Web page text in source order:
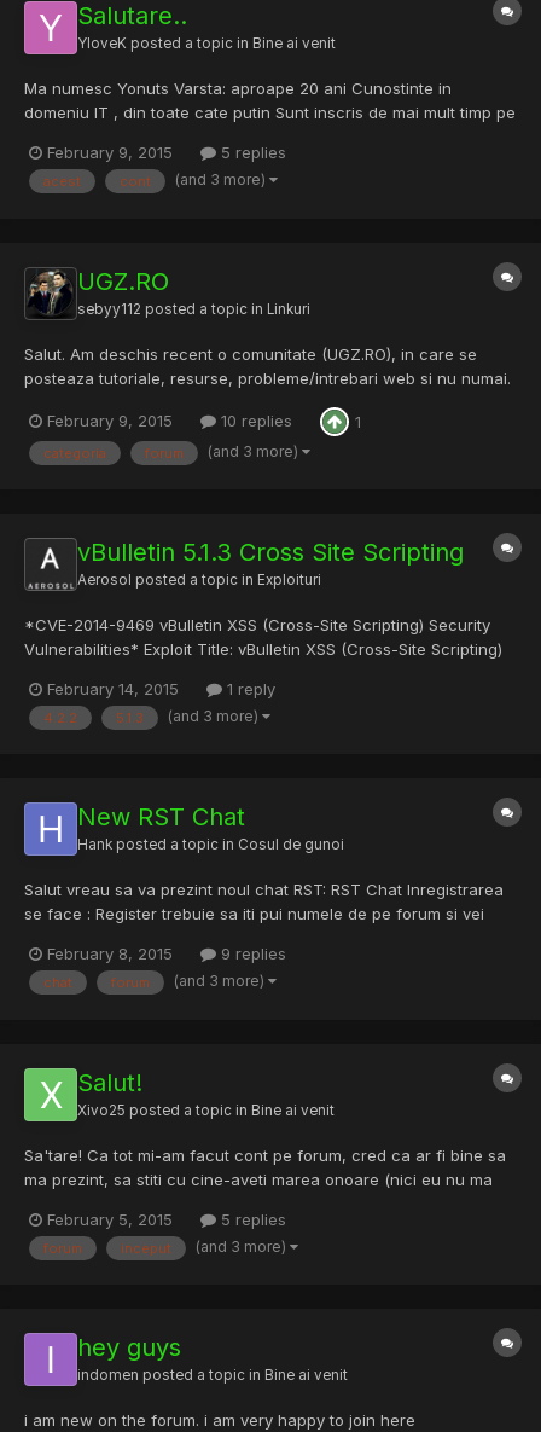
Salutare..
YloveK posted a topic in Bine ai venit
Ma numesc Yonuts Varsta: aproape 20 ani Cunostinte in
domeniu IT , din toate cate putin Sunt inscris de mai mult timp pe
fac alt cont. Doresc sa fac parte din acest forum pentru a ajuta
lumea cu ce pot si cu ce stiu. Ma respecti, te resp...
February 9, 2015 5 replies
acest cont (and 3 more)
UGZ.RO
sebyy112 posted a topic in Linkuri
Salut. Am deschis recent o comunitate (UGZ.RO), in care se
posteaza tutoriale, resurse, probleme/intrebari web si nu numai.
Link: UGZ.RO • Prima pagin? Multumesc !
February 9, 2015 10 replies 1
categoria forum (and 3 more)
vBulletin 5.1.3 Cross Site Scripting
Aerosol posted a topic in Exploituri
*CVE-2014-9469 vBulletin XSS (Cross-Site Scripting) Security
Vulnerabilities* Exploit Title: vBulletin XSS (Cross-Site Scripting)
Vulnerable Versions: 5.1.3 5.0.5 4.2.2 3.8.7 3.6.7 3.6.0 3.5.4
Tested Version: 5.1.3 4....
February 14, 2015 1 reply
4.2.2 5.1.3 (and 3 more)
New RST Chat
Hank posted a topic in Cosul de gunoi
Salut vreau sa va prezint noul chat RST: RST Chat Inregistrarea
se face : Register trebuie sa iti pui numele de pe forum si vei
February 8, 2015
9 replies
chat forum (and 3 more)
Salut!
Xivo25 posted a topic in Bine ai venit
Sa'tare! Ca tot mi-am facut cont pe forum, cred ca ar fi bine sa
ma prezint, sa stiti cu cine-aveti marea onoare (nici eu nu ma
am 15 ani, hai sa punem 16 sa fie mai frumos, ca tot mai e
umpic... Nu dau mai multe detalii, ca na... foru...
February 5, 2015 5 replies
forum inceput (and 3 more)
hey guys
indomen posted a topic in Bine ai venit
i am new on the forum. i am very happy to join here